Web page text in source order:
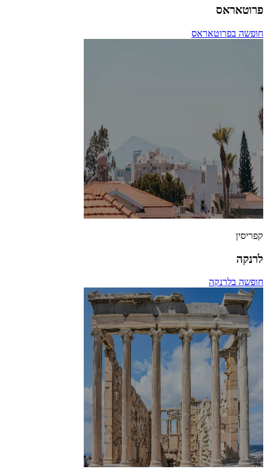
פרוטאראס
חופשה בפרוטאראס
קפריסין
לרנקה
חופשה בלרנקה